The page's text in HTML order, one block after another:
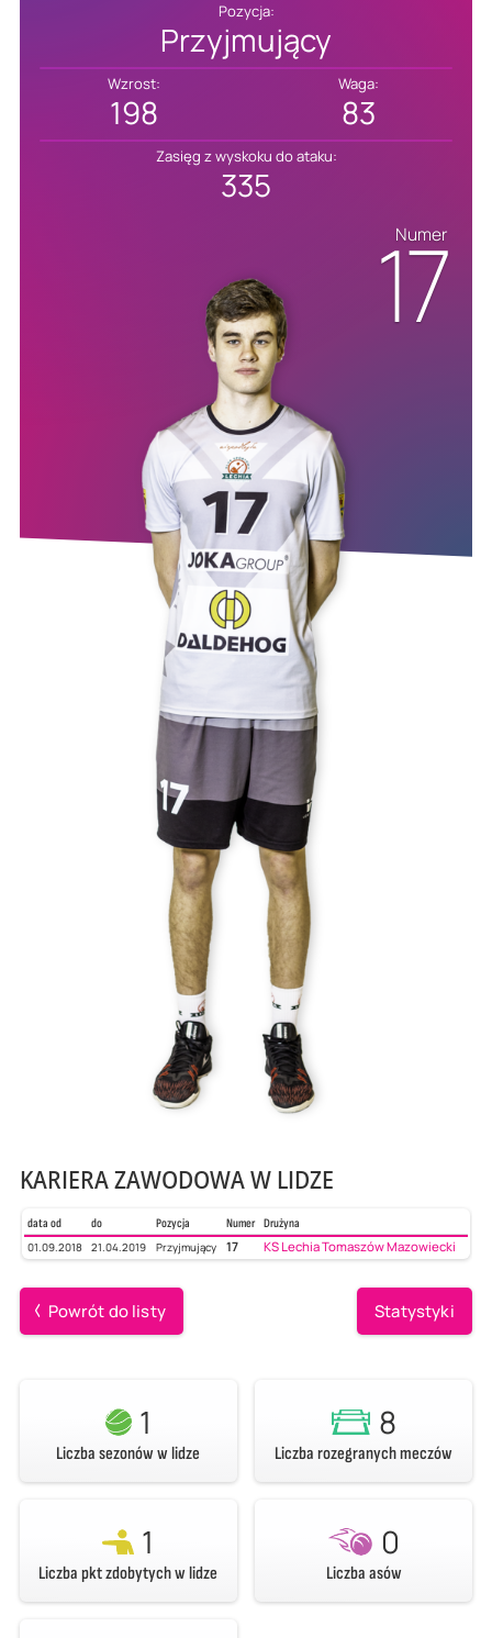
Pozycja:
Przyjmujący
Wzrost:
198
Waga:
83
Zasięg z wyskoku do ataku:
335
KARIERA ZAWODOWA W LIDZE
data od do Pozycja Numer
Drużyna
01.09.2018
21.04.2019 Przyjmujący 17 KS Lechia Tomaszów Mazowiecki
Powrót do listy Statystyki
Numer
17
1
Liczba sezonów w lidze
8
Liczba rozegranych meczów
1
Liczba pkt zdobytych w lidze
0
Liczba asów